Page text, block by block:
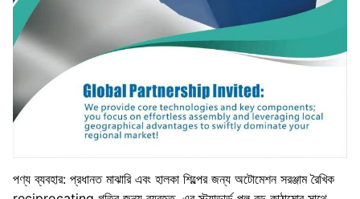
পণ্য ব্যবহার: প্রধানত মাঝারি এবং হালকা শিল্পের জন্য অটোমেশন সরঞ্জাম রৈখিক